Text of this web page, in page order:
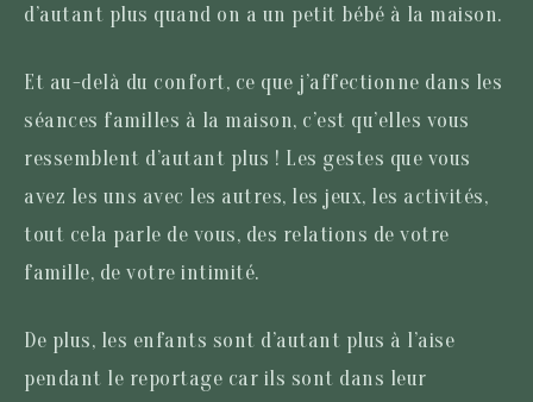
d’autant plus quand on a un petit bébé à la maison.
Et au-delà du confort, ce que j’affectionne dans les
séances familles à la maison, c’est qu’elles vous
ressemblent d’autant plus ! Les gestes que vous
avez les uns avec les autres, les jeux, les activités,
tout cela parle de vous, des relations de votre
famille, de votre intimité.
De plus, les enfants sont d’autant plus à l’aise
pendant le reportage car ils sont dans leur